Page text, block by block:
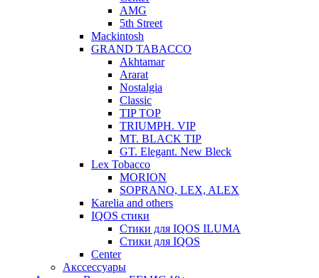
AMG
5th Street
Mackintosh
GRAND TABACCO
Akhtamar
Ararat
Nostalgia
Classic
TIP TOP
TRIUMPH. VIP
MT. BLACK TIP
GT. Elegant. New Bleck
Lex Tobacco
MORION
SOPRANO, LEX, ALEX
Karelia and others
IQOS стики
Стики для IQOS ILUMA
Стики для IQOS
Сenter
Акссессуары